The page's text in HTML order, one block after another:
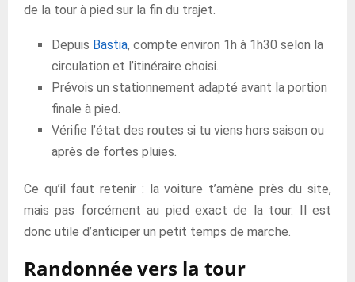
de la tour à pied sur la fin du trajet.
Depuis Bastia, compte environ 1h à 1h30 selon la
circulation et l’itinéraire choisi.
Prévois un stationnement adapté avant la portion
finale à pied.
Vérifie l’état des routes si tu viens hors saison ou
après de fortes pluies.
Ce qu’il faut retenir : la voiture t’amène près du site,
mais pas forcément au pied exact de la tour. Il est
donc utile d’anticiper un petit temps de marche.
Randonnée vers la tour